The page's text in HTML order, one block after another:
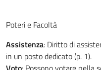
Poteri e Facoltà
Assistenza: Diritto di
in un posto dedicato (p. 1).